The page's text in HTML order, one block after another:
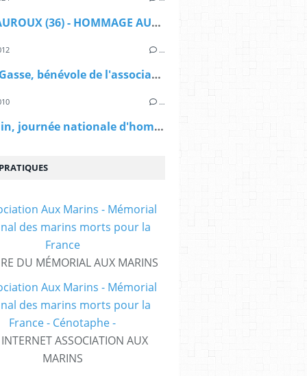
CHATEAUROUX (36) - HOMMAGE AUX VICTIMES DU TERRORISME
…
Michel Gasse, bénévole de l'association Aux Marins
…
Le 08 juin, journée nationale d'hommage aux "morts pour la France en Indochine"
DU MÉMORIAL AUX MARINS
ASSOCIATION AUX
MARINS